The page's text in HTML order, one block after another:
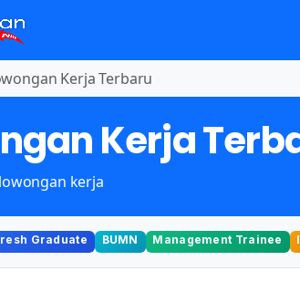
Kerja Terbaru
Kerja
kerja
Graduate BUMN Management Trainee